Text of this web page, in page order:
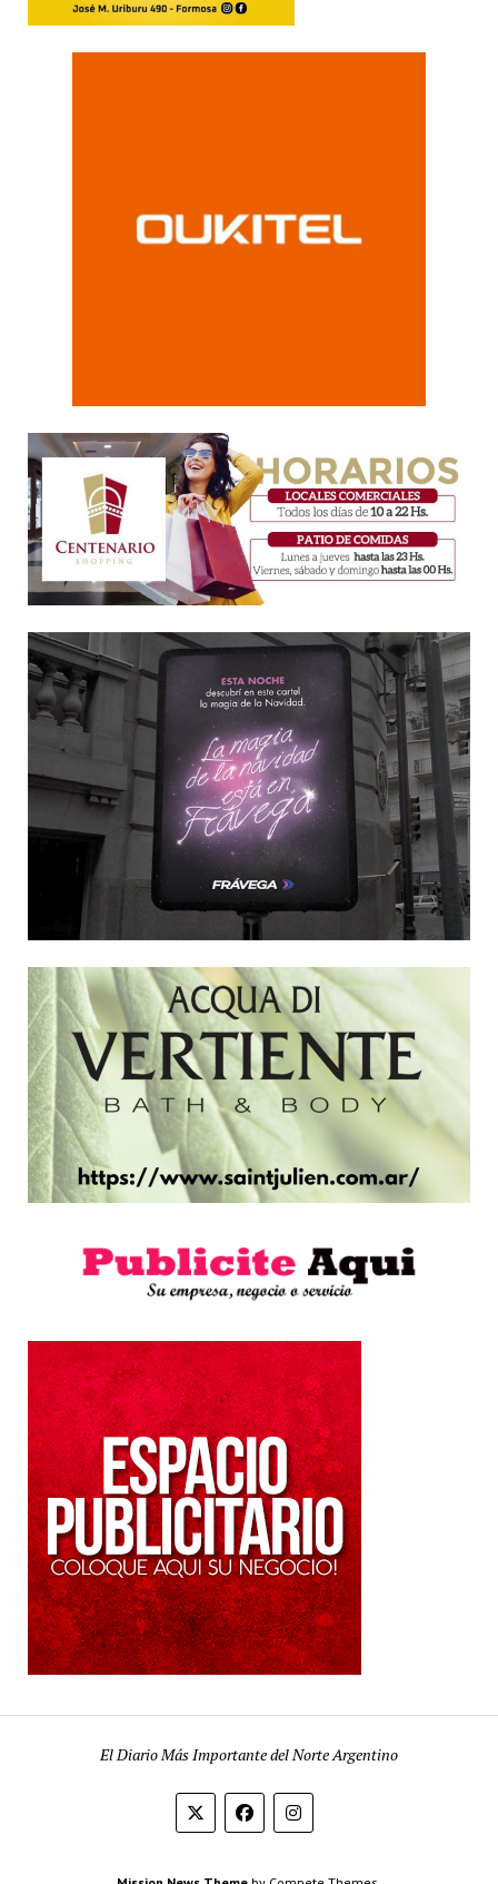
El Diario Más Importante del Norte Argentino